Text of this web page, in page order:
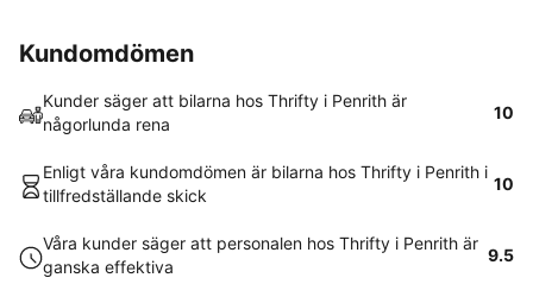
Kundomdömen
Kunder säger att bilarna hos Thrifty i Penrith är
någorlunda rena
10
Enligt våra kundomdömen är bilarna hos Thrifty i Penrith i
tillfredställande skick
10
Våra kunder säger att personalen hos Thrifty i Penrith är
ganska effektiva
9.5